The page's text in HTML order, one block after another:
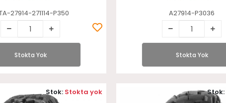
27914-271114-P350
Stokta Yok
A27914-P3036
Stokta Yok
Stok: Stokta yok Stok: